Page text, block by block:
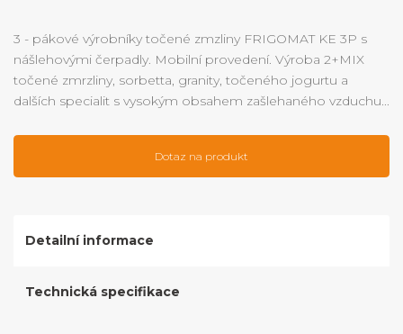
3 - pákové výrobníky točené zmzliny FRIGOMAT KE 3P s
nášlehovými čerpadly. Mobilní provedení. Výroba 2+MIX
točené zmrzliny, sorbetta, granity, točeného jogurtu a
dalších specialit s vysokým obsahem zašlehaného vzduchu...
Dotaz na produkt
Detailní informace
Technická specifikace